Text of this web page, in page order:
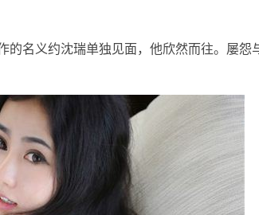
的名义约沈瑞单独见面，他欣然而往。屡怨